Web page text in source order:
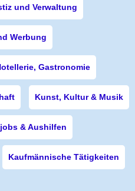
und Verwaltung
Werbung
Gastronomie
Kunst, Kultur & Musik
& Aushilfen
Kaufmännische Tätigkeiten